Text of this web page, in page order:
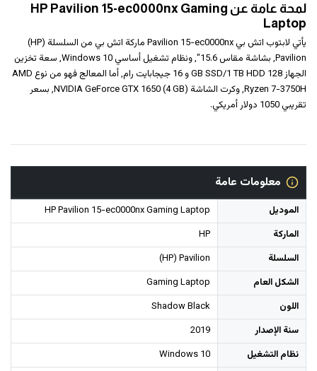
لمحة عامة عن HP Pavilion 15-ec0000nx Gaming
Laptop
يأتي لابتوب اتش بي Pavilion 15-ec0000nx ماركة اتش بي من السلسلة (HP)
Pavilion, بشاشة مقاس 15.6", ونظام تشغيل أساسي Windows 10, سعة تخزين
الجهاز 128 GB SSD/1 TB HDD و ‎16 جيجابايت رام‎, أما المعالج فهو من نوع AMD
Ryzen 7-3750H, وكرت الشاشة NVIDIA GeForce GTX 1650 (4 GB), بسعر
تقريبي 1050 دولار أمريكي.
معلومات عامة
الموديل
HP Pavilion 15-ec0000nx Gaming Laptop
الماركة
HP
السلسلة
(HP) Pavilion
الشكل العام
Gaming Laptop
اللون
Shadow Black
سنة الإصدار
2019
نظام التشغيل
Windows 10